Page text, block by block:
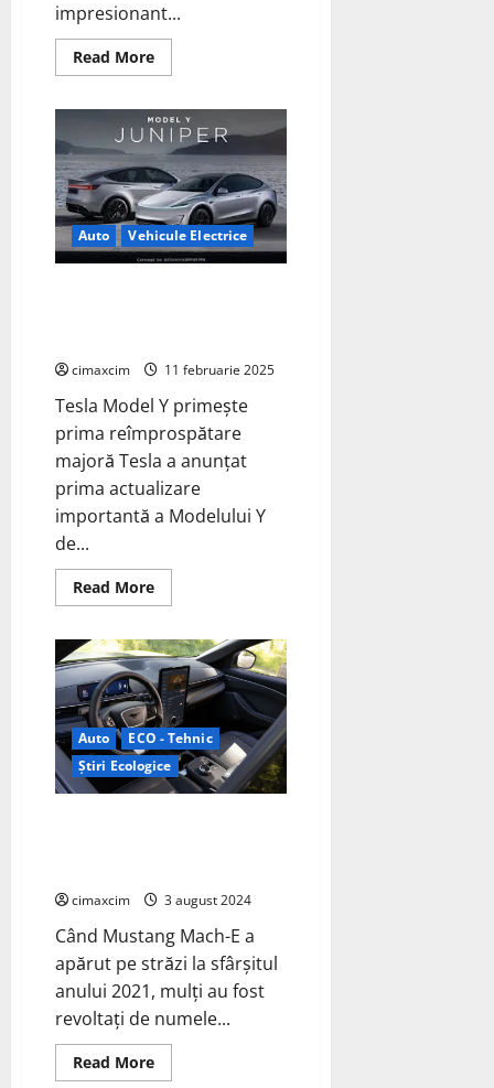
impresionant...
Read MoreRead
more
12
–
Modelul
Electric
Dezvoltat
de
Changan,
Huawei
și
CATL,
Auto Vehicule Electrice
cimaxcim 11 februarie 2025
Tesla Model Y primește
prima reîmprospătare
majoră Tesla a anunțat
prima actualizare
importantă a Modelului Y
de...
Read MoreRead
more
Model
Y
Juniper
va
fi
lansata
in
luna
Martie
pentru
Auto
ECO - Tehnic
Știri Ecologice
cimaxcim 3 august 2024
Când Mustang Mach-E a
apărut pe străzi la sfârșitul
anului 2021, mulți au fost
revoltați de numele...
Read MoreRead
more